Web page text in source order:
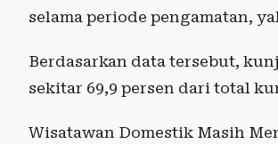
selama periode pengamatan,
Berdasarkan data tersebut,
sekitar 69,9 persen dari total
Wisatawan Domestik Masih